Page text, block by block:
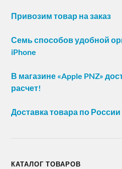
Привозим товар на заказ
Семь способов удобной
iPhone
В магазине «Apple PNZ»
расчет!
Доставка товара по России
КАТАЛОГ ТОВАРОВ